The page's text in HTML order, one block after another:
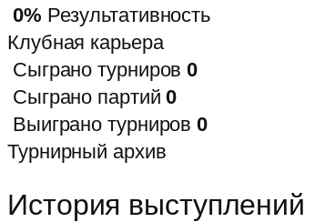
0% Результативность
Клубная карьера
Сыграно турниров 0
Сыграно партий 0
Выиграно турниров 0
Турнирный архив
История выступлений